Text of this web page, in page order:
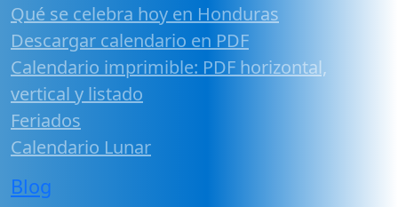
Qué se celebra hoy en Honduras
Descargar calendario en PDF
Calendario imprimible: PDF horizontal,
vertical y listado
Feriados
Calendario Lunar
Blog